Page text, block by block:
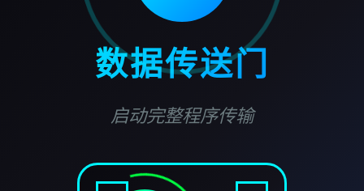
数据传送门
启动完整程序传输